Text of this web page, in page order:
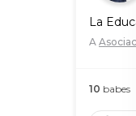
La
A
10 babes